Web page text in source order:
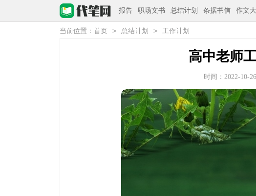
报告 职场文书 总结计划 条据书信 作文
当前位置： 首页 > 总结计划 > 工作计划
高中老师
时间：2022-10-